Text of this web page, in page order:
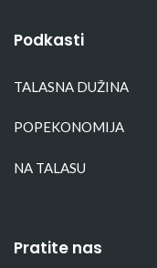
Podkasti
TALASNA DUŽINA
POPEKONOMIJA
NA TALASU
Pratite nas